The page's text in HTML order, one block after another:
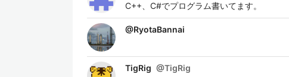
C++、C#でプログラム書いてます。
@RyotaBannai
TigRig @TigRig